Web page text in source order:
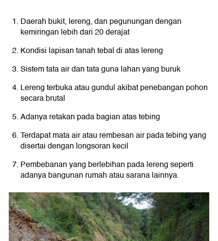
Daerah bukit, lereng, dan pegunungan dengan
kemiringan lebih dari 20 derajat
Kondisi lapisan tanah tebal di atas lereng
Sistem tata air dan tata guna lahan yang buruk
Lereng terbuka atau gundul akibat penebangan pohon
secara brutal
Adanya retakan pada bagian atas tebing
Terdapat mata air atau rembesan air pada tebing yang
disertai dengan longsoran kecil
Pembebanan yang berlebihan pada lereng seperti
adanya bangunan rumah atau sarana lainnya.